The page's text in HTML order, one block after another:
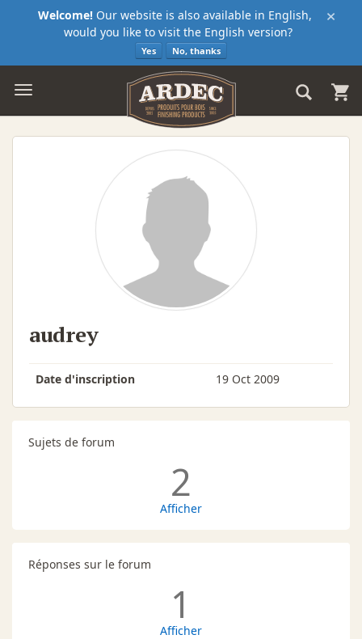
×
Welcome! Our website is also available in English,
would you like to visit the English version?
Yes No, thanks
audrey
Date d'inscription 19 Oct 2009
Sujets de forum
2
Afficher
Réponses sur le forum
1
Afficher